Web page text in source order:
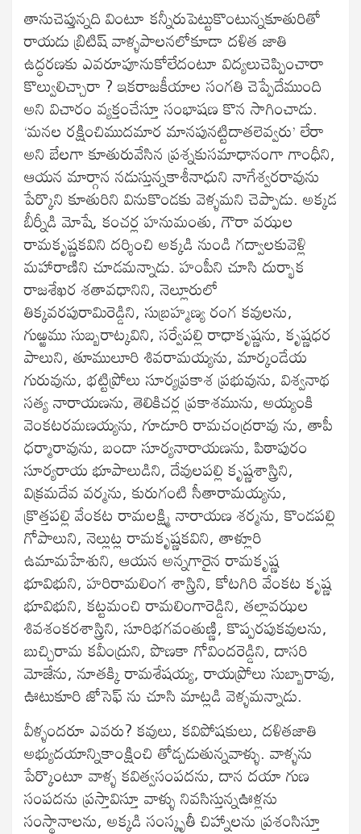
తానుచెప్తున్నది వింటూ కన్నీరుపెట్టుకొంటున్నకూతురితో
రాయడు బ్రిటిష్ వాళ్ళపాలనలోకూడా దళిత జాతి
ఉద్ధరణకు ఎవరూపూనుకోలేదంటూ విద్యలుచెప్పించారా
కొల్వులిచ్చారా ? ఇకరాజకీయాల సంగతి చెప్పేదేముంది
అని విచారం వ్యక్తంచేస్తూ సంభాషణ కొన సాగించాడు.
‘మనల రక్షించిముదమార మానపునట్టిదాతలెవ్వరు’ లేరా
అని బేలగా కూతురువేసిన ప్రశ్నకుసమాధానంగా గాంధీని,
ఆయన మార్గాన నడుస్తున్నకాశీనాధుని నాగేశ్వరరావును
పేర్కొని కూతురిని వినుకొండకు వెళ్ళమని చెప్పాడు. అక్కడ
బీర్నీడి మోషే, కంచర్ల హనుమంతు, గౌరా వఝల
రామకృష్ణకవిని దర్శించి అక్కడి నుండి గద్వాలకువెళ్లి
మహారాణిని చూడమన్నాడు. హంపీని చూసి దుర్భాక
రాజశేఖర శతావధానిని, నెల్లూరులో
తిక్కవరపురామిరెడ్డిని, సుబ్రహ్మణ్య రంగ కవులను,
గుఱ్ఱము సుబ్బరాట్కవిని, సర్వేపల్లి రాధాకృష్ణను, కృష్ణధర
పాలుని, తూములూరి శివరామయ్యను, మార్కండేయ
గురువును, భట్టిప్రోలు సూర్యప్రకాశ ప్రభువును, విశ్వనాథ
సత్య నారాయణను, తెలికిచర్ల ప్రకాశమును, అయ్యంకి
వెంకటరమణయ్యను, గూడూరి రామచంద్రరావు ను, తాపీ
ధర్మారావును, బందా సూర్యనారాయణను, పిఠాపురం
సూర్యరాయ భూపాలుడిని, దేవులపల్లి కృష్ణశాస్త్రిని,
విక్రమదేవ వర్మను, కురుగంటి సీతారామయ్యను,
క్రొత్తపల్లి వేంకట రామలక్ష్మి నారాయణ శర్మను, కొండపల్లి
గోపాలుని, నెల్లుట్ల రామకృష్ణకవిని, తాళ్లూరి
ఉమామహేశుని, ఆయన అన్నగారైన రామకృష్ణ
భూవిభుని, హరిరామలింగ శాస్త్రిని, కోటగిరి వేంకట కృష్ణ
భూవిభుని, కట్టమంచి రామలింగారెడ్డిని, తల్లావఝల
శివశంకరశాస్త్రిని, సూరిభగవంతుణ్ణి, కొప్పరపుకవులను,
బుచ్చిరామ కవీంద్రుని, పొణకా గోవిందరెడ్డిని, దాసరి
మోజేను, నూతక్కి రామశేషయ్య, రాయప్రోలు సుబ్బారావు,
ఊటుకూరి జోసెఫ్ ను చూసి మాట్లడి వెళ్ళమన్నాడు.
వీళ్ళందరూ ఎవరు? కవులు, కవిపోషకులు, దళితజాతి
అభ్యుదయాన్నికాంక్షించి తోడ్పడుతున్నవాళ్ళు. వాళ్ళను
పేర్కొంటూ వాళ్ళ కవిత్వసంపదను, దాన దయా గుణ
సంపదను ప్రస్తావిస్తూ వాళ్ళు నివసిస్తున్నఊళ్లను
సంస్థానాలను, అక్కడి సంస్కృతీ చిహ్నాలను ప్రశంసిస్తూ